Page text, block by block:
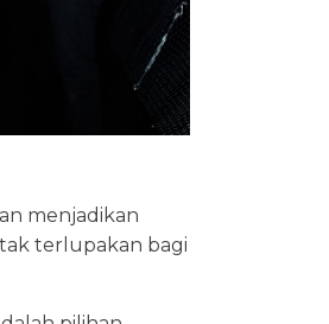
menjadikan
terlupakan bagi